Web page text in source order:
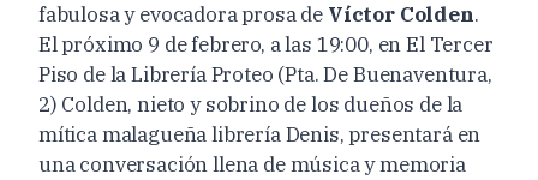
fabulosa y evocadora prosa de Víctor Colden.
El próximo 9 de febrero, a las 19:00, en El Tercer
Piso de la Librería Proteo (Pta. De Buenaventura,
2) Colden, nieto y sobrino de los dueños de la
mítica malagueña librería Denis, presentará en
una conversación llena de música y memoria